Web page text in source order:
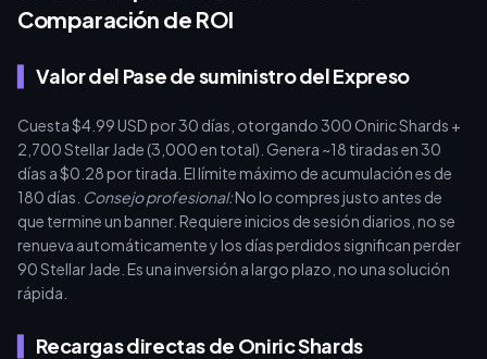
Comparación de ROI
Valor del Pase de suministro del Expreso
Cuesta $4.99 USD por 30 días, otorgando 300 Oniric Shards +
2,700 Stellar Jade (3,000 en total). Genera ~18 tiradas en 30
días a $0.28 por tirada. El límite máximo de acumulación es de
180 días. Consejo profesional:No lo compres justo antes de
que termine un banner. Requiere inicios de sesión diarios, no se
renueva automáticamente y los días perdidos significan perder
90 Stellar Jade. Es una inversión a largo plazo, no una solución
rápida.
Recargas directas de Oniric Shards